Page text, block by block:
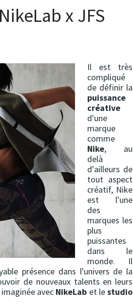
x JFS
Il est très
compliqué
de définir la
puissance
créative
d'une
marque
comme
Nike, au
delà
d'ailleurs de
tout aspect
créatif, Nike
est l'une
des
marques les
plus
puissantes
dans le
monde. Il
présence dans l'univers de la
de nouveaux talents en leurs
avec NikeLab et lestudio